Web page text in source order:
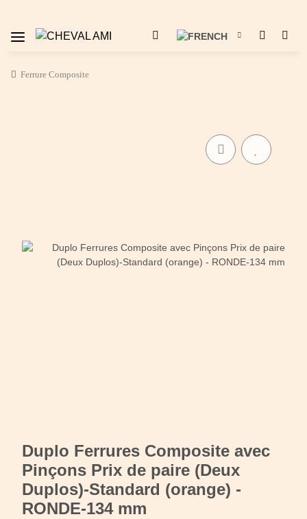
Ferrure Composite
Duplo Ferrures Composite avec
Pinçons Prix de paire (Deux
Duplos)-Standard (orange) -
RONDE-134 mm